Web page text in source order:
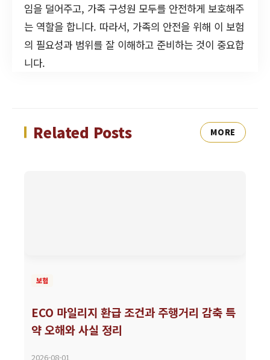
임을 덜어주고, 가족 구성원 모두를 안전하게 보호해주
는 역할을 합니다. 따라서, 가족의 안전을 위해 이 보험
의 필요성과 범위를 잘 이해하고 준비하는 것이 중요합
니다.
Related Posts MORE
보험
ECO 마일리지 환급 조건과 주행거리 감축 특
약 오해와 사실 정리
2026-08-01